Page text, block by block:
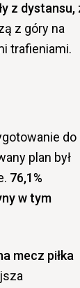
z dystansu,
z góry na
trafieniami.
do
plan był
76,1%
w tym
mecz piłka